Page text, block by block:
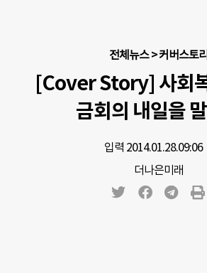
전체뉴스>커버스토리
[Cover Story] 사회
금회의 내일을
입력 2014.01.28.09:06
더나은미래